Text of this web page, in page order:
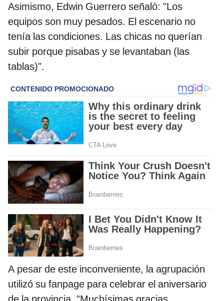
Asimismo, Edwin Guerrero señaló: "Los
equipos son muy pesados. El escenario no
tenía las condiciones. Las chicas no querían
subir porque pisabas y se levantaban (las
tablas)".
A pesar de este inconveniente, la agrupación
utilizó su fanpage para celebrar el aniversario